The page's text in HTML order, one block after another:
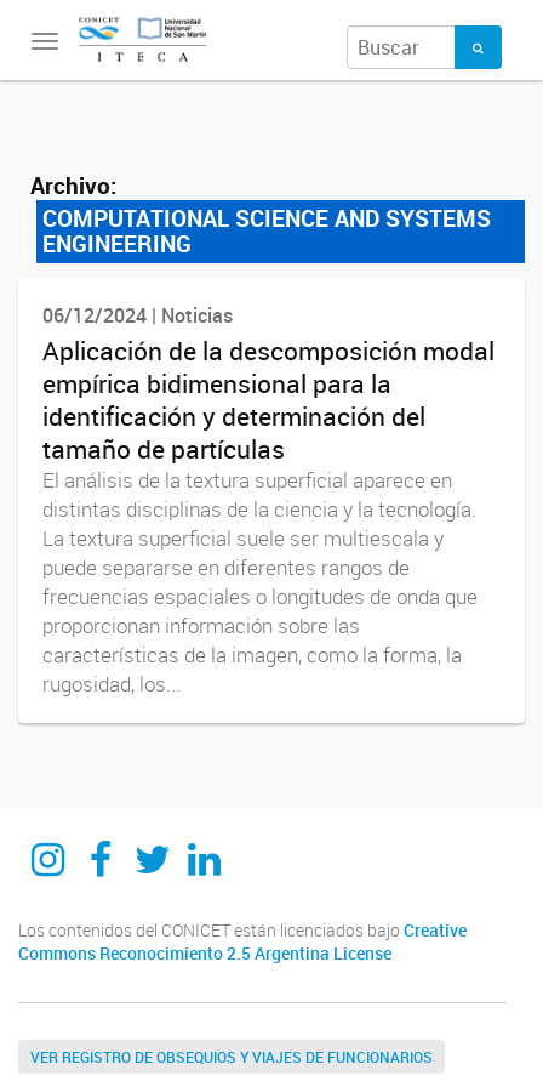
Toggle
Archivo:
COMPUTATIONAL SCIENCE AND SYSTEMS
ENGINEERING
06/12/2024 | Noticias
Aplicación de la descomposición modal
empírica bidimensional para la
identificación y determinación del
tamaño de partículas
El análisis de la textura superficial aparece en
distintas disciplinas de la ciencia y la tecnología.
La textura superficial suele ser multiescala y
puede separarse en diferentes rangos de
frecuencias espaciales o longitudes de onda que
proporcionan información sobre las
características de la imagen, como la forma, la
rugosidad, los...
itecaunsam
itecaunsam
itecaunsam
Instituto de Tecnologías Emergentes y Ciencias Aplicadas ITECA
Los contenidos del CONICET están licenciados bajo Creative
Commons Reconocimiento 2.5 Argentina License
VER REGISTRO DE OBSEQUIOS Y VIAJES DE FUNCIONARIOS